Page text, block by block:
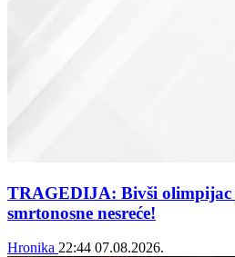
TRAGEDIJA: Bivši olimpijac
smrtonosne nesreće!
Hronika 22:44 07.08.2026.